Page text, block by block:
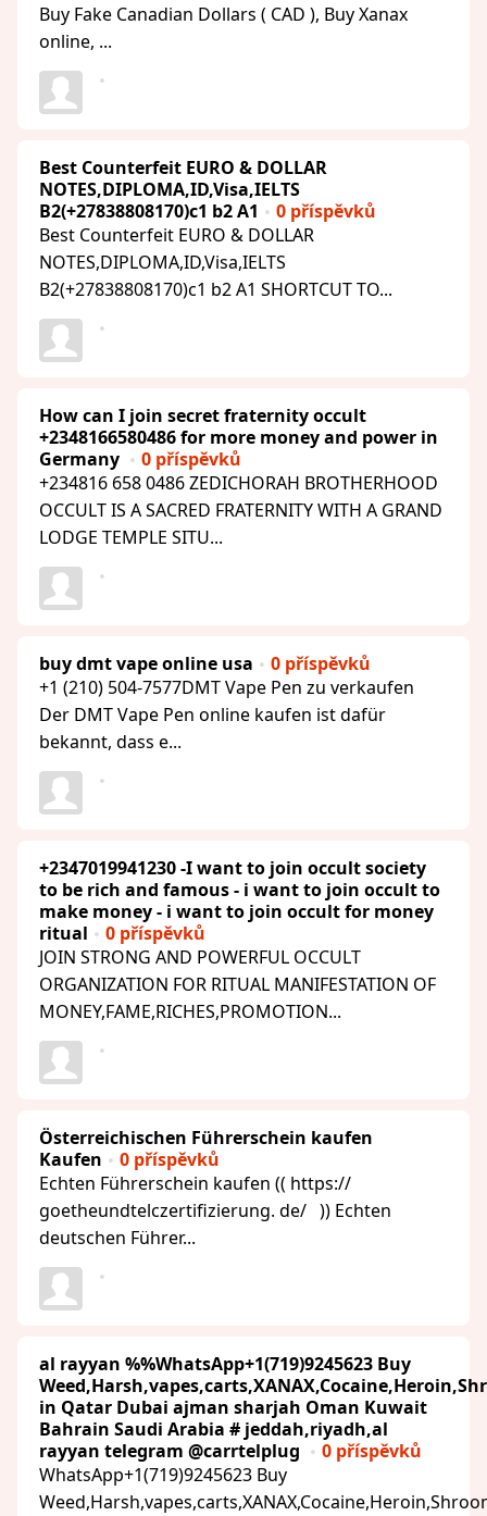
Buy Fake Canadian Dollars ( CAD ), Buy Xanax
online, ...
Best Counterfeit EURO & DOLLAR
NOTES,DIPLOMA,ID,Visa,IELTS
B2(+27838808170)c1 b2 A1
0 příspěvků
Best Counterfeit EURO & DOLLAR
NOTES,DIPLOMA,ID,Visa,IELTS
B2(+27838808170)c1 b2 A1 SHORTCUT TO...
How can I join secret fraternity occult
+2348166580486 for more money and power in
Germany
0 příspěvků
+234816 658 0486 ZEDICHORAH BROTHERHOOD
OCCULT IS A SACRED FRATERNITY WITH A GRAND
LODGE TEMPLE SITU...
buy dmt vape online usa
0 příspěvků
+1 (210) 504-7577DMT Vape Pen zu verkaufen
Der DMT Vape Pen online kaufen ist dafür
bekannt, dass e...
+2347019941230 -I want to join occult society
to be rich and famous - i want to join occult to
make money - i want to join occult for money
ritual
0 příspěvků
JOIN STRONG AND POWERFUL OCCULT
ORGANIZATION FOR RITUAL MANIFESTATION OF
MONEY,FAME,RICHES,PROMOTION...
Österreichischen Führerschein kaufen
Kaufen
0 příspěvků
Echten Führerschein kaufen (( https://
goetheundtelczertifizierung. de/ )) Echten
deutschen Führer...
al rayyan %%WhatsApp+1(719)9245623 Buy
in Qatar Dubai ajman sharjah Oman Kuwait
Bahrain Saudi Arabia # jeddah,riyadh,al
rayyan telegram @carrtelplug
0 příspěvků
WhatsApp+1(719)9245623 Buy